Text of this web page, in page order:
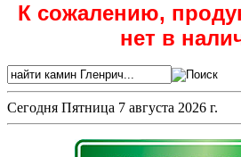
К сожалению,
нет в
Сегодня Пятница 7 августа 2026 г.